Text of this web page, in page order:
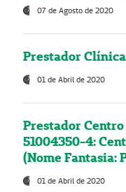
07 de Agosto de 2020
Prestador
01 de Abril de 2020
Prestador
51004350-4:
(Nome Fantasia:
01 de Abril de 2020